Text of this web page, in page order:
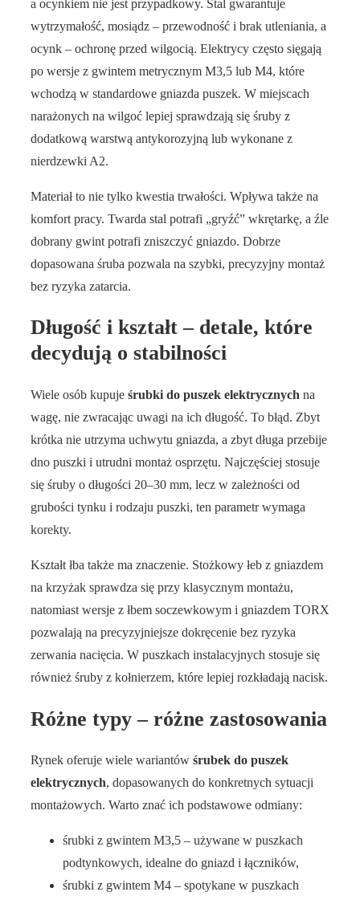
a ocynkiem nie jest przypadkowy. Stal gwarantuje
wytrzymałość, mosiądz – przewodność i brak utleniania, a
ocynk – ochronę przed wilgocią. Elektrycy często sięgają
po wersje z gwintem metrycznym M3,5 lub M4, które
wchodzą w standardowe gniazda puszek. W miejscach
narażonych na wilgoć lepiej sprawdzają się śruby z
dodatkową warstwą antykorozyjną lub wykonane z
nierdzewki A2.
Materiał to nie tylko kwestia trwałości. Wpływa także na
komfort pracy. Twarda stal potrafi „gryźć” wkrętarkę, a źle
dobrany gwint potrafi zniszczyć gniazdo. Dobrze
dopasowana śruba pozwala na szybki, precyzyjny montaż
bez ryzyka zatarcia.
Długość i kształt – detale, które
decydują o stabilności
Wiele osób kupuje śrubki do puszek elektrycznych na
wagę, nie zwracając uwagi na ich długość. To błąd. Zbyt
krótka nie utrzyma uchwytu gniazda, a zbyt długa przebije
dno puszki i utrudni montaż osprzętu. Najczęściej stosuje
się śruby o długości 20–30 mm, lecz w zależności od
grubości tynku i rodzaju puszki, ten parametr wymaga
korekty.
Kształt łba także ma znaczenie. Stożkowy łeb z gniazdem
na krzyżak sprawdza się przy klasycznym montażu,
natomiast wersje z łbem soczewkowym i gniazdem TORX
pozwalają na precyzyjniejsze dokręcenie bez ryzyka
zerwania nacięcia. W puszkach instalacyjnych stosuje się
również śruby z kołnierzem, które lepiej rozkładają nacisk.
Różne typy – różne zastosowania
Rynek oferuje wiele wariantów śrubek do puszek
elektrycznych, dopasowanych do konkretnych sytuacji
montażowych. Warto znać ich podstawowe odmiany:
śrubki z gwintem M3,5 – używane w puszkach
podtynkowych, idealne do gniazd i łączników,
śrubki z gwintem M4 – spotykane w puszkach